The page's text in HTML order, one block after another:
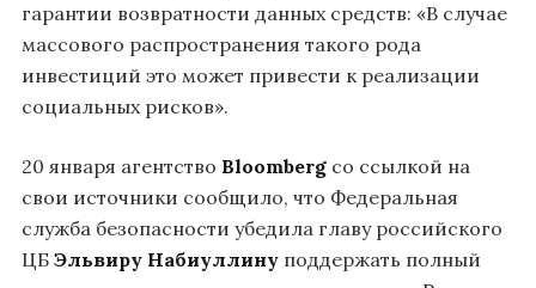
гарантии возвратности данных средств: «В случае
массового распространения такого рода
инвестиций это может привести к реализации
социальных рисков».
20 января агентство Bloomberg со ссылкой на
свои источники сообщило, что Федеральная
служба безопасности убедила главу российского
ЦБ Эльвиру Набиуллину поддержать полный